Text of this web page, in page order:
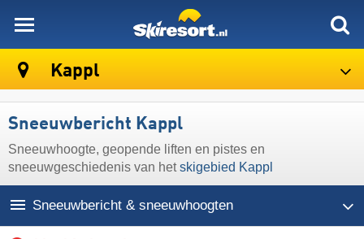
Kappl
Sneeuwbericht Kappl
Sneeuwhoogte, geopende liften en pistes en
sneeuwgeschiedenis van hetskigebied Kappl
Sneeuwbericht & sneeuwhoogten